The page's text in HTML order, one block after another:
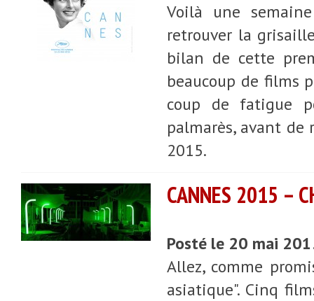
Voilà une
retrouver la
bilan de cette
beaucoup de films
coup de fatigue
palmarès, avant
2015.
CANNES 2015 –
Posté le 20 mai
Allez, comme
asiatique". Cinq